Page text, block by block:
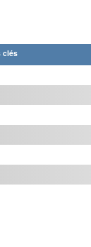
clés